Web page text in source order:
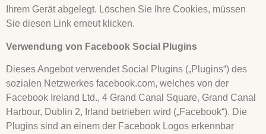
Ihrem Gerät abgelegt. Löschen Sie Ihre Cookies, müssen
Sie diesen Link erneut klicken.
Verwendung von Facebook Social Plugins
Dieses Angebot verwendet Social Plugins („Plugins“) des
sozialen Netzwerkes facebook.com, welches von der
Facebook Ireland Ltd., 4 Grand Canal Square, Grand Canal
Harbour, Dublin 2, Irland betrieben wird („Facebook“). Die
Plugins sind an einem der Facebook Logos erkennbar